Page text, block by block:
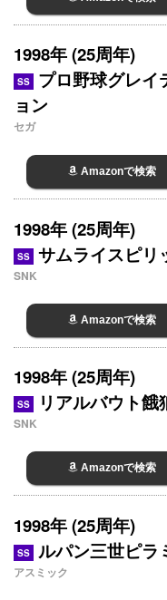
1998年 (25周年)
SS
プロ野球グレイ
ョン
セガ
Amazonで検索
1998年 (25周年)
SS サムライスピリ
SNK
Amazonで検索
1998年 (25周年)
SS リアルバウト
SNK
Amazonで検索
1998年 (25周年)
SS ルパン三世ピラ
アスミック